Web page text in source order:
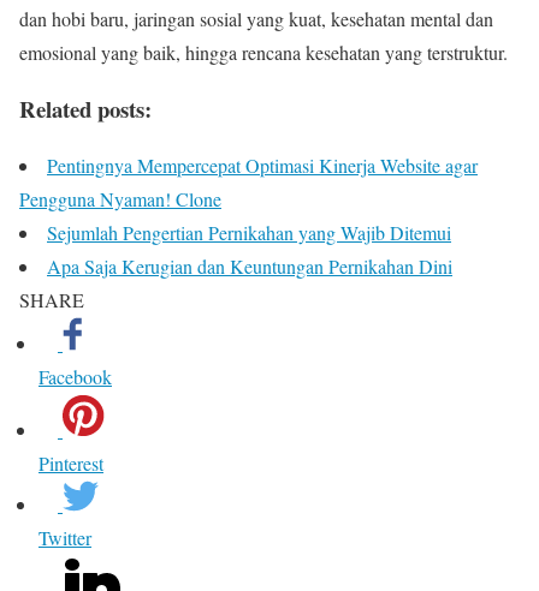
dan hobi baru, jaringan sosial yang kuat, kesehatan mental dan
emosional yang baik, hingga rencana kesehatan yang terstruktur.
Related posts:
Pentingnya Mempercepat Optimasi Kinerja Website agar
Pengguna Nyaman! Clone
Sejumlah Pengertian Pernikahan yang Wajib Ditemui
Apa Saja Kerugian dan Keuntungan Pernikahan Dini
SHARE
Facebook
Pinterest
Twitter